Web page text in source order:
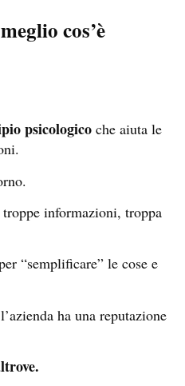
cos’è
psicologico che aiuta le
informazioni, troppa
“semplificare” le cose e
ha una reputazione